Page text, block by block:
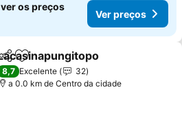
os preços
Ver preços
Adicionar aos favoritos
8,7 Excelente
32
a 0.0 km de Centro da cidade